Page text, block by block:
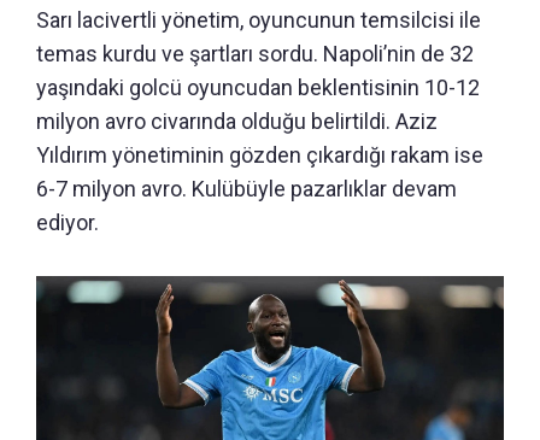
Sarı lacivertli yönetim, oyuncunun temsilcisi ile
temas kurdu ve şartları sordu. Napoli’nin de 32
yaşındaki golcü oyuncudan beklentisinin 10-12
milyon avro civarında olduğu belirtildi. Aziz
Yıldırım yönetiminin gözden çıkardığı rakam ise
6-7 milyon avro. Kulübüyle pazarlıklar devam
ediyor.